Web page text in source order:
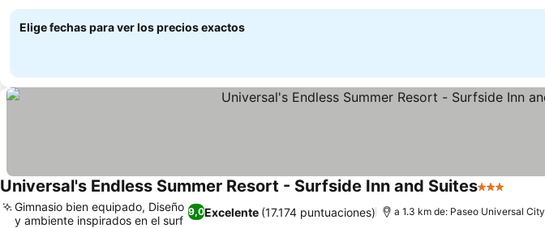
Elige fechas para ver los precios exactos
Universal's Endless Summer Resort - Surfside Inn and Suites3 Estrellas
9,0Excelente (17.174 puntuaciones)
Gimnasio bien equipado, Diseño
y ambiente inspirados en el surf
a 1.3 km de: Paseo Universal City